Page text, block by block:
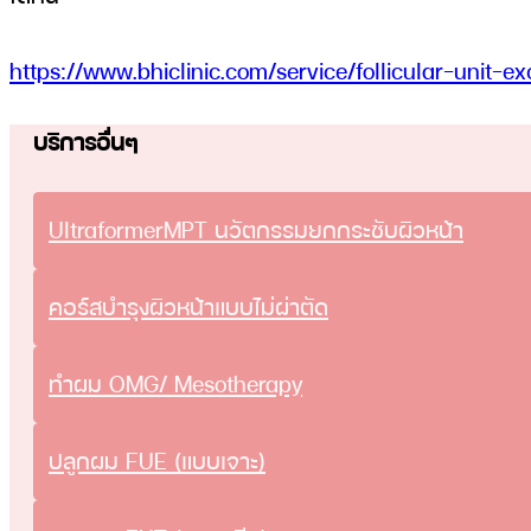
https://www.bhiclinic.com/service/follicular-unit-
บริการอื่นๆ
UltraformerMPT นวัตกรรมยกกระชับผิวหน้า
คอร์สบำรุงผิวหน้าแบบไม่ผ่าตัด
ทําผม OMG/ Mesotherapy
ปลูกผม FUE (แบบเจาะ)